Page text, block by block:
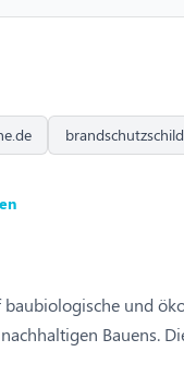
und
Bauens.